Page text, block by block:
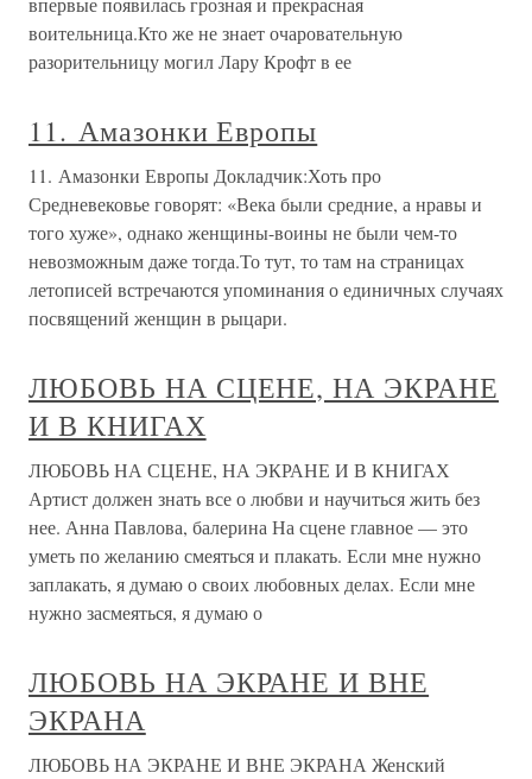
воительница.Кто же не знает очаровательную
разорительницу могил Лару Крофт в ее
11. Амазонки Европы
11. Амазонки Европы Докладчик:Хоть про
Средневековье говорят: «Века были средние, а нравы и
того хуже», однако женщины-воины не были чем-то
невозможным даже тогда.То тут, то там на страницах
летописей встречаются упоминания о единичных случаях
посвящений женщин в рыцари.
ЛЮБОВЬ НА СЦЕНЕ, НА ЭКРАНЕ
И В КНИГАХ
ЛЮБОВЬ НА СЦЕНЕ, НА ЭКРАНЕ И В КНИГАХ
Артист должен знать все о любви и научиться жить без
нее. Анна Павлова, балерина На сцене главное — это
уметь по желанию смеяться и плакать. Если мне нужно
заплакать, я думаю о своих любовных делах. Если мне
нужно засмеяться, я думаю о
ЛЮБОВЬ НА ЭКРАНЕ И ВНЕ
ЭКРАНА
ЛЮБОВЬ НА ЭКРАНЕ И ВНЕ ЭКРАНА Женский